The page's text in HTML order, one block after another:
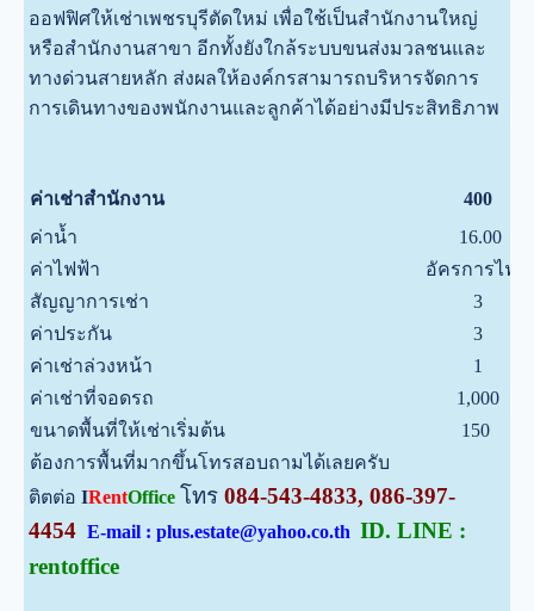
ออฟฟิศให้เช่าเพชรบุรีตัดใหม่ เพื่อใช้เป็นสำนักงานใหญ่
หรือสำนักงานสาขา อีกทั้งยังใกล้ระบบขนส่งมวลชนและ
ทางด่วนสายหลัก ส่งผลให้องค์กรสามารถบริหารจัดการ
การเดินทางของพนักงานและลูกค้าได้อย่างมีประสิทธิภาพ
ค่าเช่าสำนักงาน
400
ค่าน้ำ
16.00
ค่าไฟฟ้า
อัครการไฟ
สัญญาการเช่า
3
ค่าประกัน
3
ค่าเช่าล่วงหน้า
1
ค่าเช่าที่จอดรถ
1,000
ขนาดพื้นที่ให้เช่าเริ่มต้น
150
ต้องการพื้นที่มากขึ้นโทรสอบถามได้เลยครับ
ติตต่อ IRentOffice โทร 084-543-4833, 086-397-
4454 E-mail : plus.estate@yahoo.co.th ID. LINE :
rentoffice